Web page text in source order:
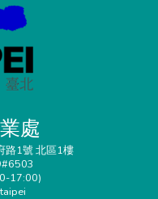
處
路1號 北區1樓
17:00)